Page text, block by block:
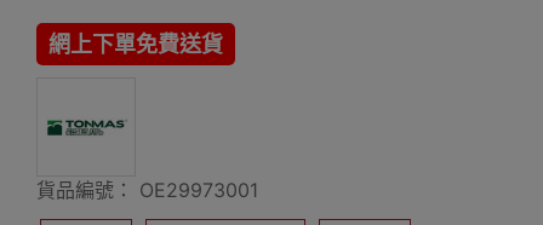
網上下單免費送貨
貨品編號： OE29973001